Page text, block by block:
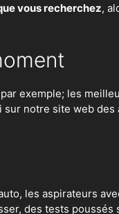
vous recherchez,
exemple; les
notre site web
les aspirateurs
des tests poussés